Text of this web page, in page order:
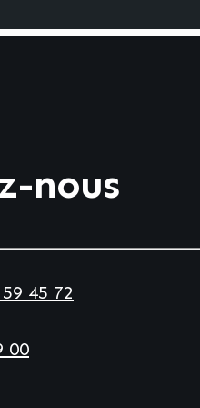
nous
45 72
00